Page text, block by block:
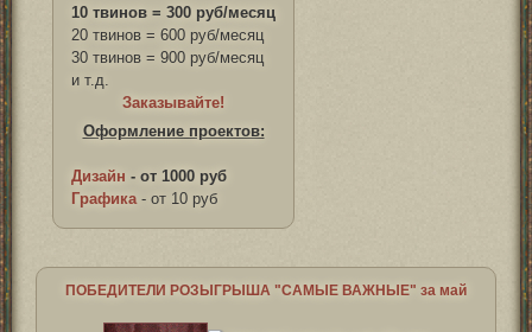
10 твинов = 300 руб/месяц
20 твинов = 600 руб/месяц
30 твинов = 900 руб/месяц
и т.д.
Заказывайте!
Оформление проектов:
Дизайн - от 1000 руб
Графика - от 10 руб
ПОБЕДИТЕЛИ РОЗЫГРЫША "САМЫЕ ВАЖНЫЕ" за май